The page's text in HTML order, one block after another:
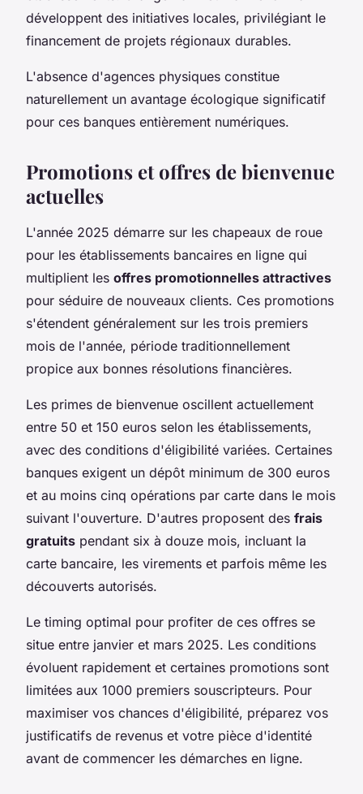
développent des initiatives locales, privilégiant le
financement de projets régionaux durables.
L'absence d'agences physiques constitue
naturellement un avantage écologique significatif
pour ces banques entièrement numériques.
Promotions et offres de bienvenue
actuelles
L'année 2025 démarre sur les chapeaux de roue
pour les établissements bancaires en ligne qui
multiplient les offres promotionnelles attractives
pour séduire de nouveaux clients. Ces promotions
s'étendent généralement sur les trois premiers
mois de l'année, période traditionnellement
propice aux bonnes résolutions financières.
Les primes de bienvenue oscillent actuellement
entre 50 et 150 euros selon les établissements,
avec des conditions d'éligibilité variées. Certaines
banques exigent un dépôt minimum de 300 euros
et au moins cinq opérations par carte dans le mois
suivant l'ouverture. D'autres proposent des frais
gratuits pendant six à douze mois, incluant la
carte bancaire, les virements et parfois même les
découverts autorisés.
Le timing optimal pour profiter de ces offres se
situe entre janvier et mars 2025. Les conditions
évoluent rapidement et certaines promotions sont
limitées aux 1000 premiers souscripteurs. Pour
maximiser vos chances d'éligibilité, préparez vos
justificatifs de revenus et votre pièce d'identité
avant de commencer les démarches en ligne.